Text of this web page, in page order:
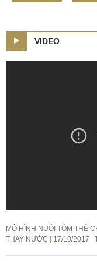
VIDEO
MÔ HÌNH NUÔI TÔM THẺ
THAY NƯỚC
17/10/2017